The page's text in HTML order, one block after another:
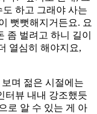
하고 그래야 사는
뻣뻣해지거든요. 요
좀 벌려고 하니 길이
열심히 해야지요,
며 젊은 시절에는
터뷰 내내 강조했듯
로 알 수 있는 게 아